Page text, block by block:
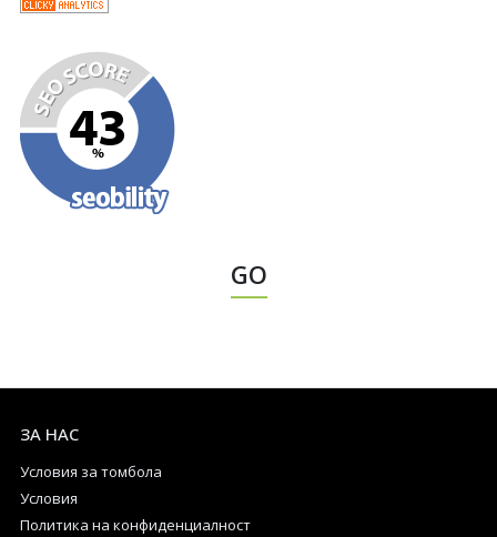
GO
ЗА НАС
Условия за томбола
Условия
Политика на конфиденциалност